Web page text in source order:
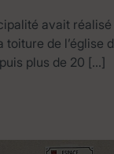
avait
toiture de l’église
plus de 20 […]